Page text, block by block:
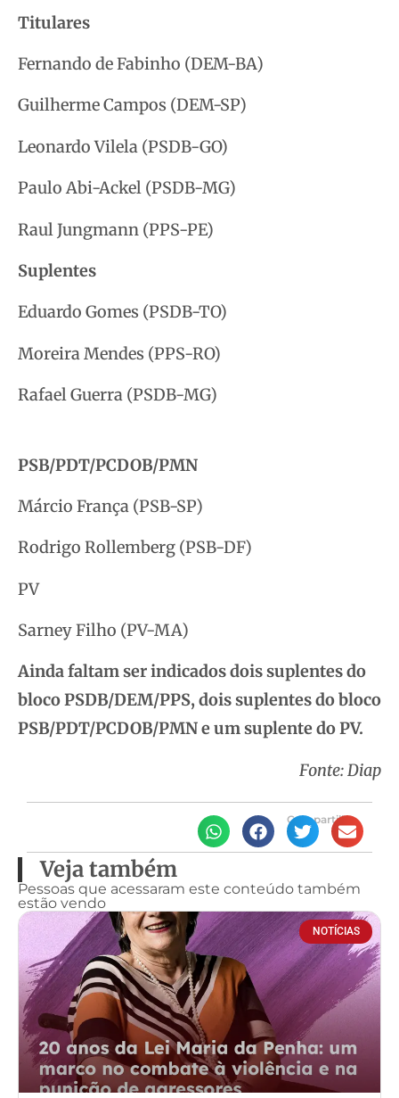
Titulares
Fernando de Fabinho (DEM-BA)
Guilherme Campos (DEM-SP)
Leonardo Vilela (PSDB-GO)
Paulo Abi-Ackel (PSDB-MG)
Raul Jungmann (PPS-PE)
Suplentes
Eduardo Gomes (PSDB-TO)
Moreira Mendes (PPS-RO)
Rafael Guerra (PSDB-MG)
PSB/PDT/PCDOB/PMN
Márcio França (PSB-SP)
Rodrigo Rollemberg (PSB-DF)
PV
Sarney Filho (PV-MA)
Ainda faltam ser indicados dois suplentes do
bloco PSDB/DEM/PPS, dois suplentes do bloco
PSB/PDT/PCDOB/PMN e um suplente do PV.
Fonte: Diap
Compartilhe
Veja também
Pessoas que acessaram este conteúdo também
estão vendo
NOTÍCIAS